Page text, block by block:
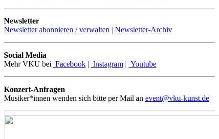
Newsletter
Newsletter abonnieren / verwalten | Newsletter-Archiv
Social Media
Mehr VKU bei Facebook | Instagram | Youtube
Konzert-Anfragen
Musiker*innen wenden sich bitte per Mail an event@vku-kunst.de